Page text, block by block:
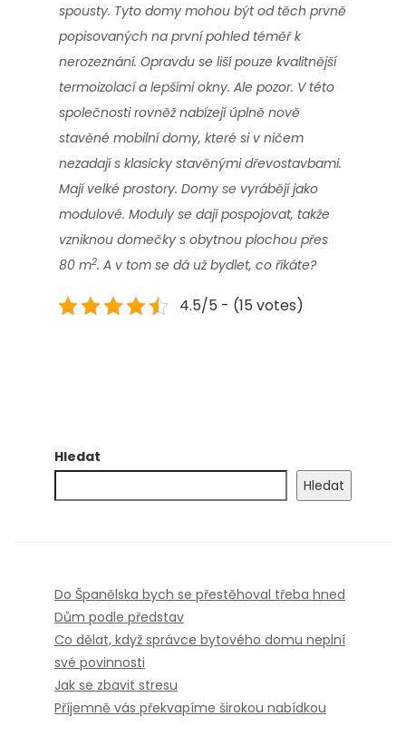
spousty. Tyto domy mohou být od těch prvně
popisovaných na první pohled téměř k
nerozeznání. Opravdu se liší pouze kvalitnější
termoizolací a lepšími okny. Ale pozor. V této
společnosti rovněž nabízejí úplně nově
stavěné mobilní domy, které si v ničem
nezadají s klasicky stavěnými dřevostavbami.
Mají velké prostory. Domy se vyrábějí jako
modulové. Moduly se dají pospojovat, takže
vzniknou domečky s obytnou plochou přes
80 m2. A v tom se dá už bydlet, co říkáte?
4.5/5 - (15 votes)
Hledat
Hledat
Do Španělska bych se přestěhoval třeba hned
Dům podle představ
Co dělat, když správce bytového domu neplní
své povinnosti
Jak se zbavit stresu
Příjemně vás překvapíme širokou nabídkou